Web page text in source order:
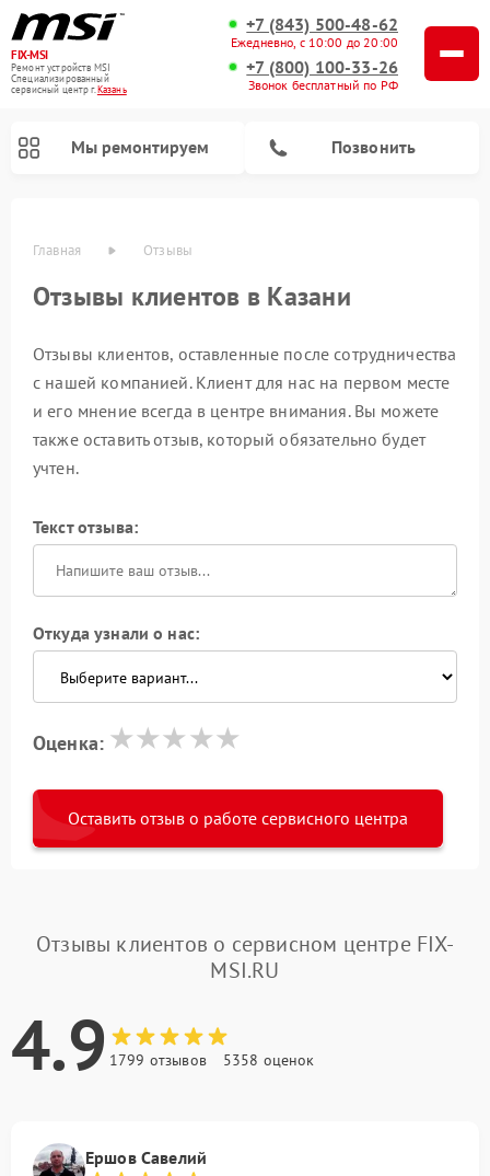
FIX-MSI
Ремонт устройств MSI
Специализированный
cервисный центр г.Казань
+7 (843) 500-48-62
Ежедневно, с 10:00 до 20:00
+7 (800) 100-33-26
Звонок бесплатный по РФ
Мы ремонтируем Позвонить
Главная Отзывы
Отзывы клиентов в Казани
Отзывы клиентов, оставленные после сотрудничества
с нашей компанией. Клиент для нас на первом месте
и его мнение всегда в центре внимания. Вы можете
также оставить отзыв, который обязательно будет
учтен.
Текст отзыва:
Откуда узнали о нас:
Оценка:
Оставить отзыв о работе сервисного центра
Отзывы клиентов о сервисном центре FIX-
MSI.RU
4.9 1799 отзывов 5358 оценок
Ершов Савелий